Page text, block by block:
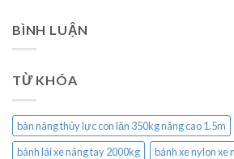
BÌNH LUẬN
TỪ KHÓA
bàn nâng thủy lực con lăn 350kg nâng cao 1.5m
bánh lái xe nâng tay 2000kg
bánh xe nylon xe